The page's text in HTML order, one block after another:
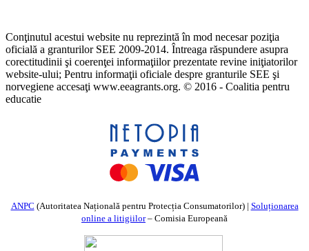
Conţinutul acestui website nu reprezintă în mod necesar poziţia
oficială a granturilor SEE 2009-2014. Întreaga răspundere asupra
corectitudinii şi coerenţei informaţiilor prezentate revine iniţiatorilor
website-ului; Pentru informaţii oficiale despre granturile SEE şi
norvegiene accesaţi www.eeagrants.org. © 2016 - Coalitia pentru
educatie
ANPC (Autoritatea Națională pentru Protecția Consumatorilor) | Soluționarea
online a litigiilor– Comisia Europeană